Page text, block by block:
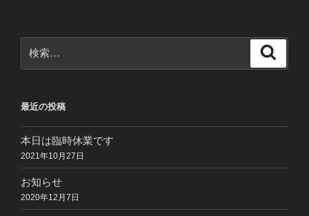
ン
索:
最近の投稿
本日は臨時休業です
2021年10月27日
お知らせ
2020年12月7日